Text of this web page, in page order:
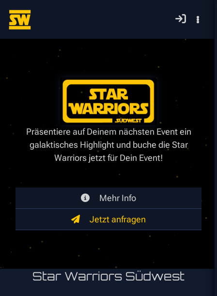
Präsentiere auf Deinem nächsten Event ein
galaktisches Highlight und buche die Star
Warriors jetzt für Dein Event!
Mehr Info
Jetzt anfragen
Star Warriors Südwest